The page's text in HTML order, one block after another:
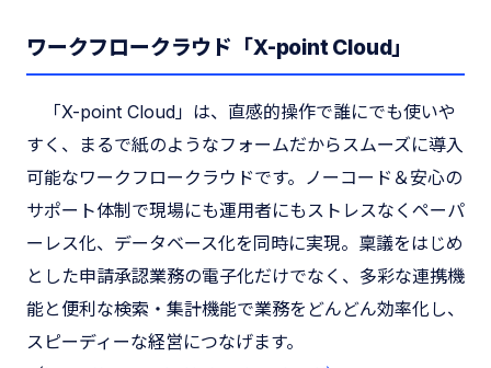
ワークフロークラウド「X-point Cloud」
「X-point Cloud」は、直感的操作で誰にでも使いや
すく、まるで紙のようなフォームだからスムーズに導入
可能なワークフロークラウドです。ノーコード＆安心の
サポート体制で現場にも運用者にもストレスなくペーパ
ーレス化、データベース化を同時に実現。稟議をはじめ
とした申請承認業務の電子化だけでなく、多彩な連携機
能と便利な検索・集計機能で業務をどんどん効率化し、
スピーディーな経営につなげます。